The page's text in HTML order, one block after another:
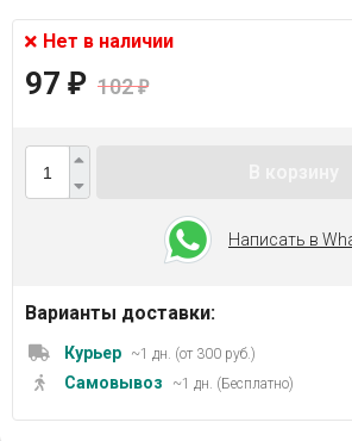
Нет в наличии
97 ₽ 102₽
Написать в
Варианты доставки:
Курьер ~1 дн. (от 300 руб.)
Самовывоз ~1 дн. (Бесплатно)